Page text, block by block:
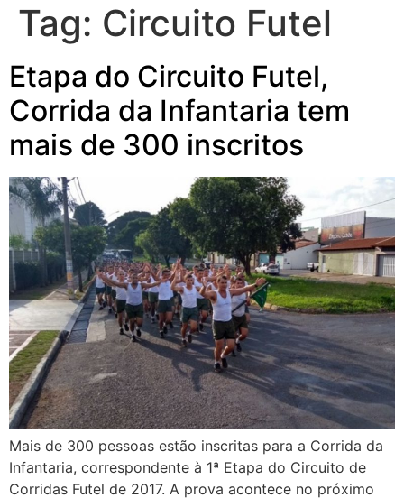
Tag: Circuito Futel
Etapa do Circuito Futel,
Corrida da Infantaria tem
mais de 300 inscritos
Mais de 300 pessoas estão inscritas para a Corrida da
Infantaria, correspondente à 1ª Etapa do Circuito de
Corridas Futel de 2017. A prova acontece no próximo